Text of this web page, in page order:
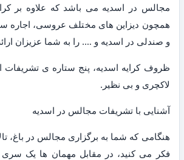
مجالس در اسدیه می باشد که علاوه بر
همچون دیزاین های مختلف عروسی، اجاره
و صندلی در اسدیه و …. را به شما عزیزان
ظروف کرایه اسدیه، پنج ستاره ی تشریفات
لاکچری و بی نظیر.
آشنایی با تشریفات مجالس در اسدیه
هنگامی که شما به برگزاری مجالس در باغ،
فکر می کنید، در مقابل مهمان ها یک سری